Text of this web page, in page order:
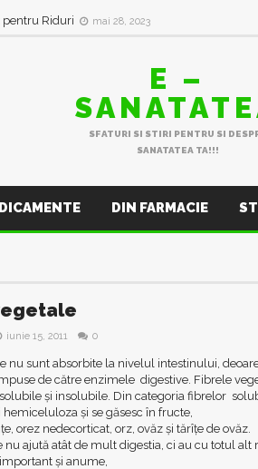
pentru Riduri mai 28, 2023
E –
SFATURI SI STIRI PENTRU SI
SANATATEA TA!!!
DIN FARMACIE
iunie 15, 2011 0
nu sunt absorbite la nivelul intestinului,
de către enzimele digestive. Fibrele
și insolubile. Din categoria fibrelor
hemiceluloza și se găsesc în fructe,
orez nedecorticat, orz, ovăz și tărîțe de ovăz.
nu ajută atât de mult digestia, ci au cu totul alt
și anume,